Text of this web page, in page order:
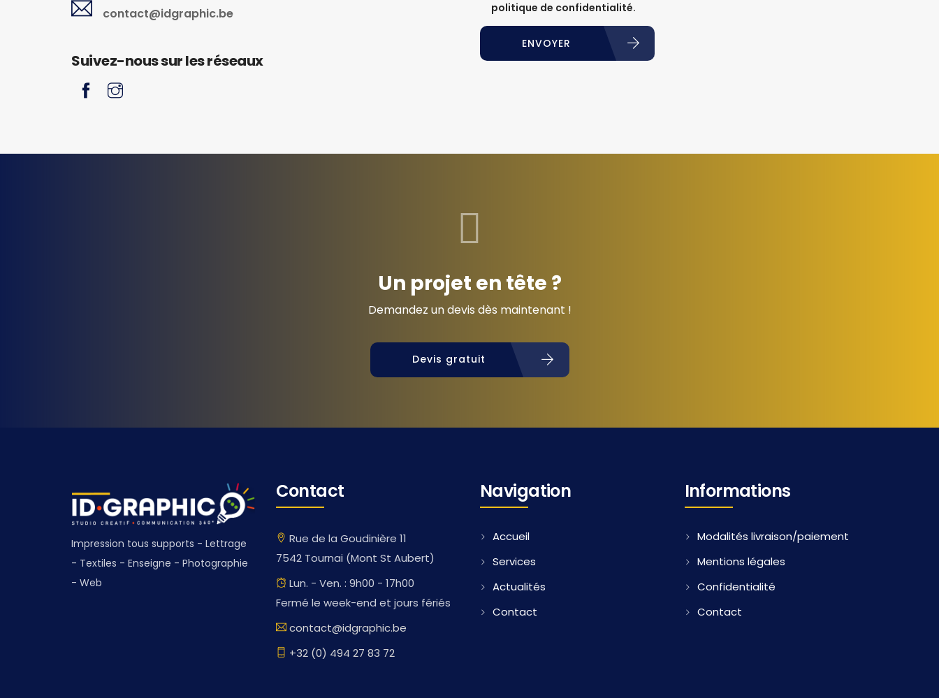
contact@idgraphic.be
Suivez-nous sur les réseaux
politique de confidentialité.
ENVOYER
Un projet en tête ?
Demandez un devis dès maintenant !
Devis gratuit
Impression tous supports - Lettrage
- Textiles - Enseigne - Photographie
- Web
Contact
Rue de la Goudinière 11
7542 Tournai (Mont St Aubert)
Lun. - Ven. : 9h00 - 17h00
Fermé le week-end et jours fériés
contact@idgraphic.be
+32 (0) 494 27 83 72
Navigation
Accueil
Services
Actualités
Contact
Informations
Modalités livraison/paiement
Mentions légales
Confidentialité
Contact